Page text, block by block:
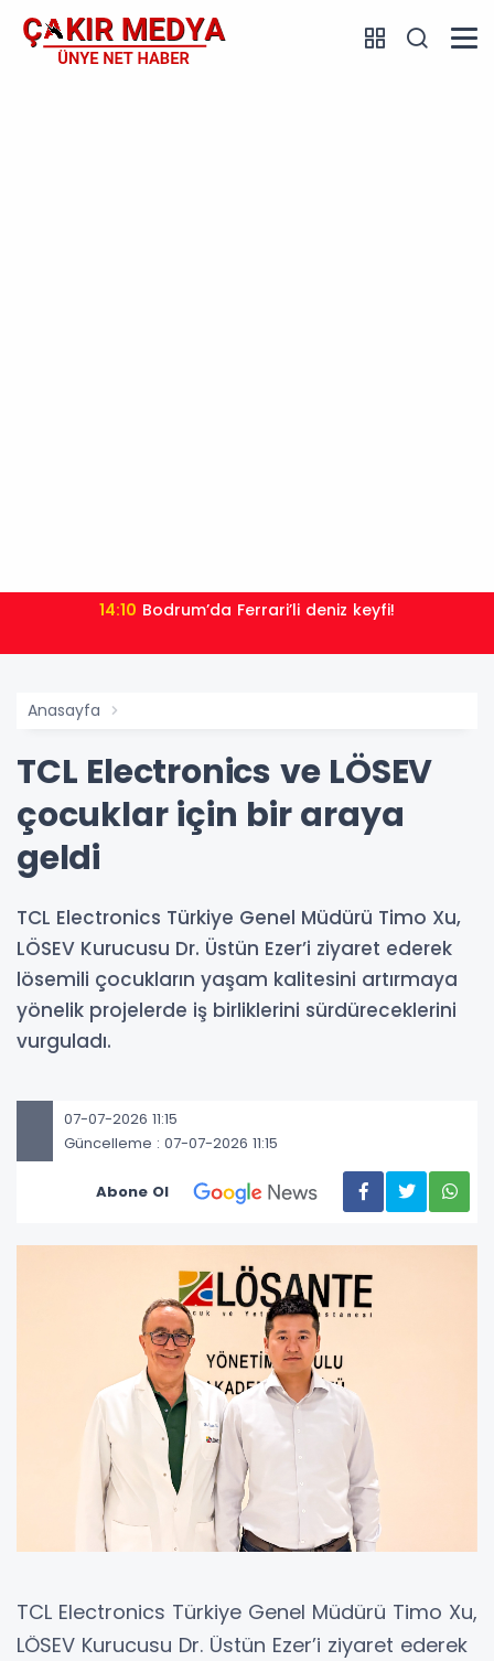
14:10 Bodrum’da Ferrari’li deniz keyfi!
Anasayfa
TCL Electronics ve LÖSEV
çocuklar için bir araya
geldi
TCL Electronics Türkiye Genel Müdürü Timo Xu,
LÖSEV Kurucusu Dr. Üstün Ezer’i ziyaret ederek
lösemili çocukların yaşam kalitesini artırmaya
yönelik projelerde iş birliklerini sürdüreceklerini
vurguladı.
07-07-2026 11:15
Güncelleme : 07-07-2026 11:15
Abone Ol
TCL Electronics Türkiye Genel Müdürü Timo Xu,
LÖSEV Kurucusu Dr. Üstün Ezer’i ziyaret ederek